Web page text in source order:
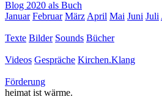
Blog 2020 als Buch
Januar Februar März April Mai Juni Juli
Texte Bilder Sounds Bücher
Videos Gespräche Kirchen.Klang
Förderung
heimat ist wärme.